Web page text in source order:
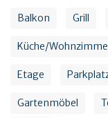
Balkon Grill
Küche/
Etage
Gartenmöbel